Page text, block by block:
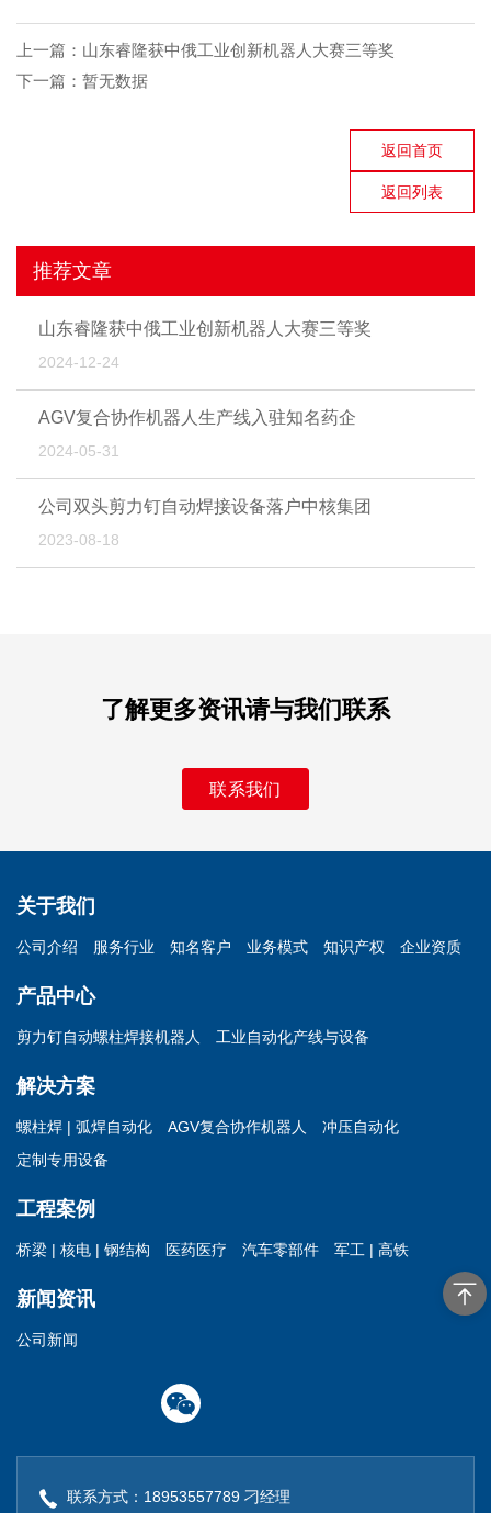
上一篇： 山东睿隆获中俄工业创新机器人大赛三等奖
下一篇： 暂无数据
返回首页
返回列表
推荐文章
山东睿隆获中俄工业创新机器人大赛三等奖
2024-12-24
AGV复合协作机器人生产线入驻知名药企
2024-05-31
公司双头剪力钉自动焊接设备落户中核集团
2023-08-18
了解更多资讯请与我们联系
联系我们
关于我们
公司介绍 服务行业 知名客户 业务模式 知识产权 企业资质
产品中心
剪力钉自动螺柱焊接机器人 工业自动化产线与设备
解决方案
螺柱焊 | 弧焊自动化 AGV复合协作机器人
冲压自动化
定制专用设备
工程案例
桥梁 | 核电 | 钢结构 医药医疗 汽车零部件 军工 | 高铁
新闻资讯
公司新闻
联系方式：18953557789 刁经理